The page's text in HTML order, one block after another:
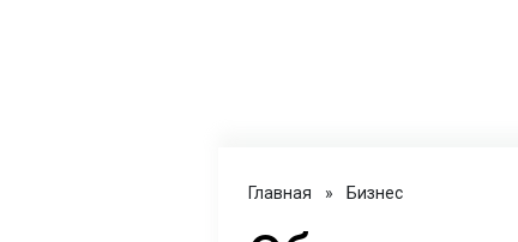
Главная » Бизнес